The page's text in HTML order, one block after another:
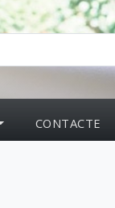
CONTACTE